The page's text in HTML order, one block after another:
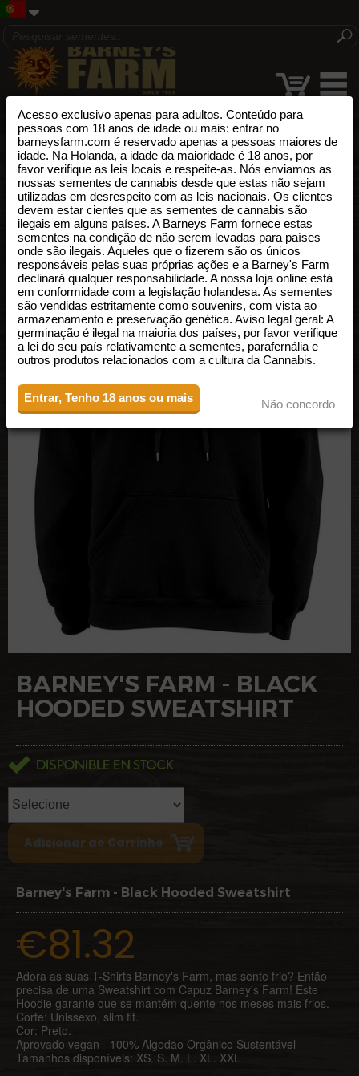
BARNEY'S FARM - BLACK
HOODED SWEATSHIRT
Barney's Farm - Black Hooded Sweatshirt
€81.32
Adora as suas T-Shirts Barney's Farm, mas sente frio? Então
precisa de uma Sweatshirt com Capuz Barney's Farm! Este
Hoodie garante que se mantém quente nos meses mais frios.
Corte: Unissexo, slim fit.
Cor: Preto.
Aprovado vegan - 100% Algodão Orgânico Sustentável
Tamanhos disponíveis: XS. S. M. L. XL. XXL
Acesso exclusivo apenas para adultos. Conteúdo para
pessoas com 18 anos de idade ou mais: entrar no
barneysfarm.com é reservado apenas a pessoas maiores de
idade. Na Holanda, a idade da maioridade é 18 anos, por
favor verifique as leis locais e respeite-as. Nós enviamos as
nossas sementes de cannabis desde que estas não sejam
utilizadas em desrespeito com as leis nacionais. Os clientes
devem estar cientes que as sementes de cannabis são
ilegais em alguns países. A Barneys Farm fornece estas
sementes na condição de não serem levadas para países
onde são ilegais. Aqueles que o fizerem são os únicos
responsáveis pelas suas próprias ações e a Barney's Farm
declinará qualquer responsabilidade. A nossa loja online está
em conformidade com a legislação holandesa. As sementes
são vendidas estritamente como souvenirs, com vista ao
armazenamento e preservação genética. Aviso legal geral: A
germinação é ilegal na maioria dos países, por favor verifique
a lei do seu país relativamente a sementes, parafernália e
outros produtos relacionados com a cultura da Cannabis.
Entrar, Tenho 18 anos ou mais Não concordo